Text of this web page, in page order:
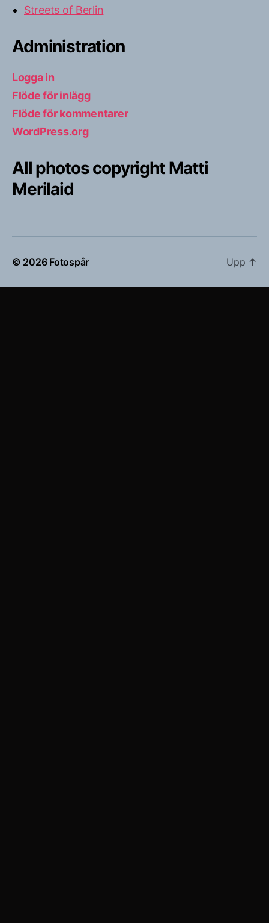
Streets of Berlin
Administration
Logga in
Flöde för inlägg
Flöde för kommentarer
WordPress.org
All photos copyright Matti
Merilaid
© 2026 Fotospår Upp ↑